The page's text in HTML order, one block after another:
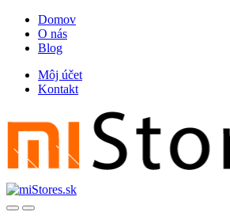
Skip
navigation
Skip
content
Domov
O nás
Blog
Môj účet
Kontakt
OpenClose